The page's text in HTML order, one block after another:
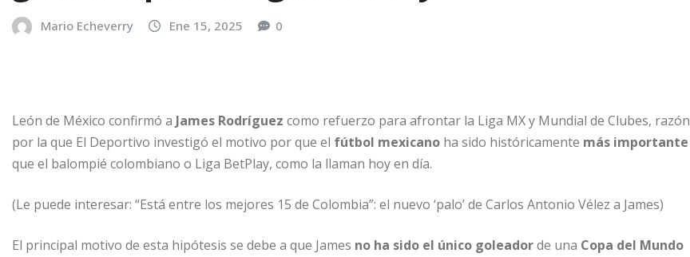
Mario Echeverry Ene 15, 2025 0
León de México confirmó a James Rodríguez como refuerzo para afrontar la Liga MX y Mundial de Clubes, razón
por la que El Deportivo investigó el motivo por que el fútbol mexicano ha sido históricamente más importante
que el balompié colombiano o Liga BetPlay, como la llaman hoy en día.
(Le puede interesar: “Está entre los mejores 15 de Colombia”: el nuevo ‘palo’ de Carlos Antonio Vélez a James)
El principal motivo de esta hipótesis se debe a que James no ha sido el único goleadorde una Copa del Mundo